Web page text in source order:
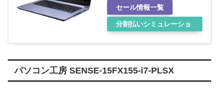
セール情報一覧
分割払いシミュレーショ
パソコン工房 SENSE-15FX155-i7-PLSX